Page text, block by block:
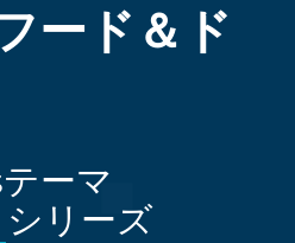
ード＆ド
ーマ
リーズ